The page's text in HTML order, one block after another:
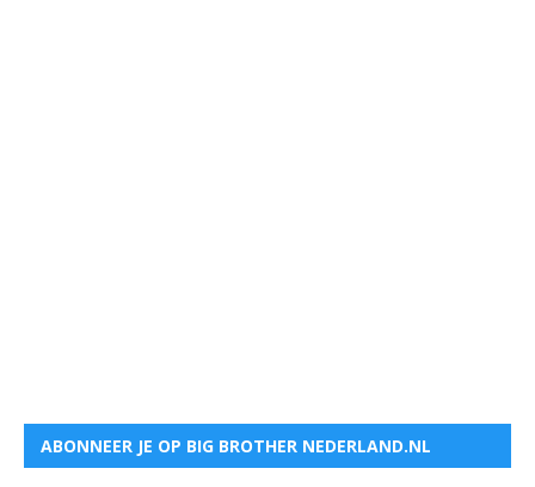
ABONNEER JE OP BIG BROTHER NEDERLAND.NL